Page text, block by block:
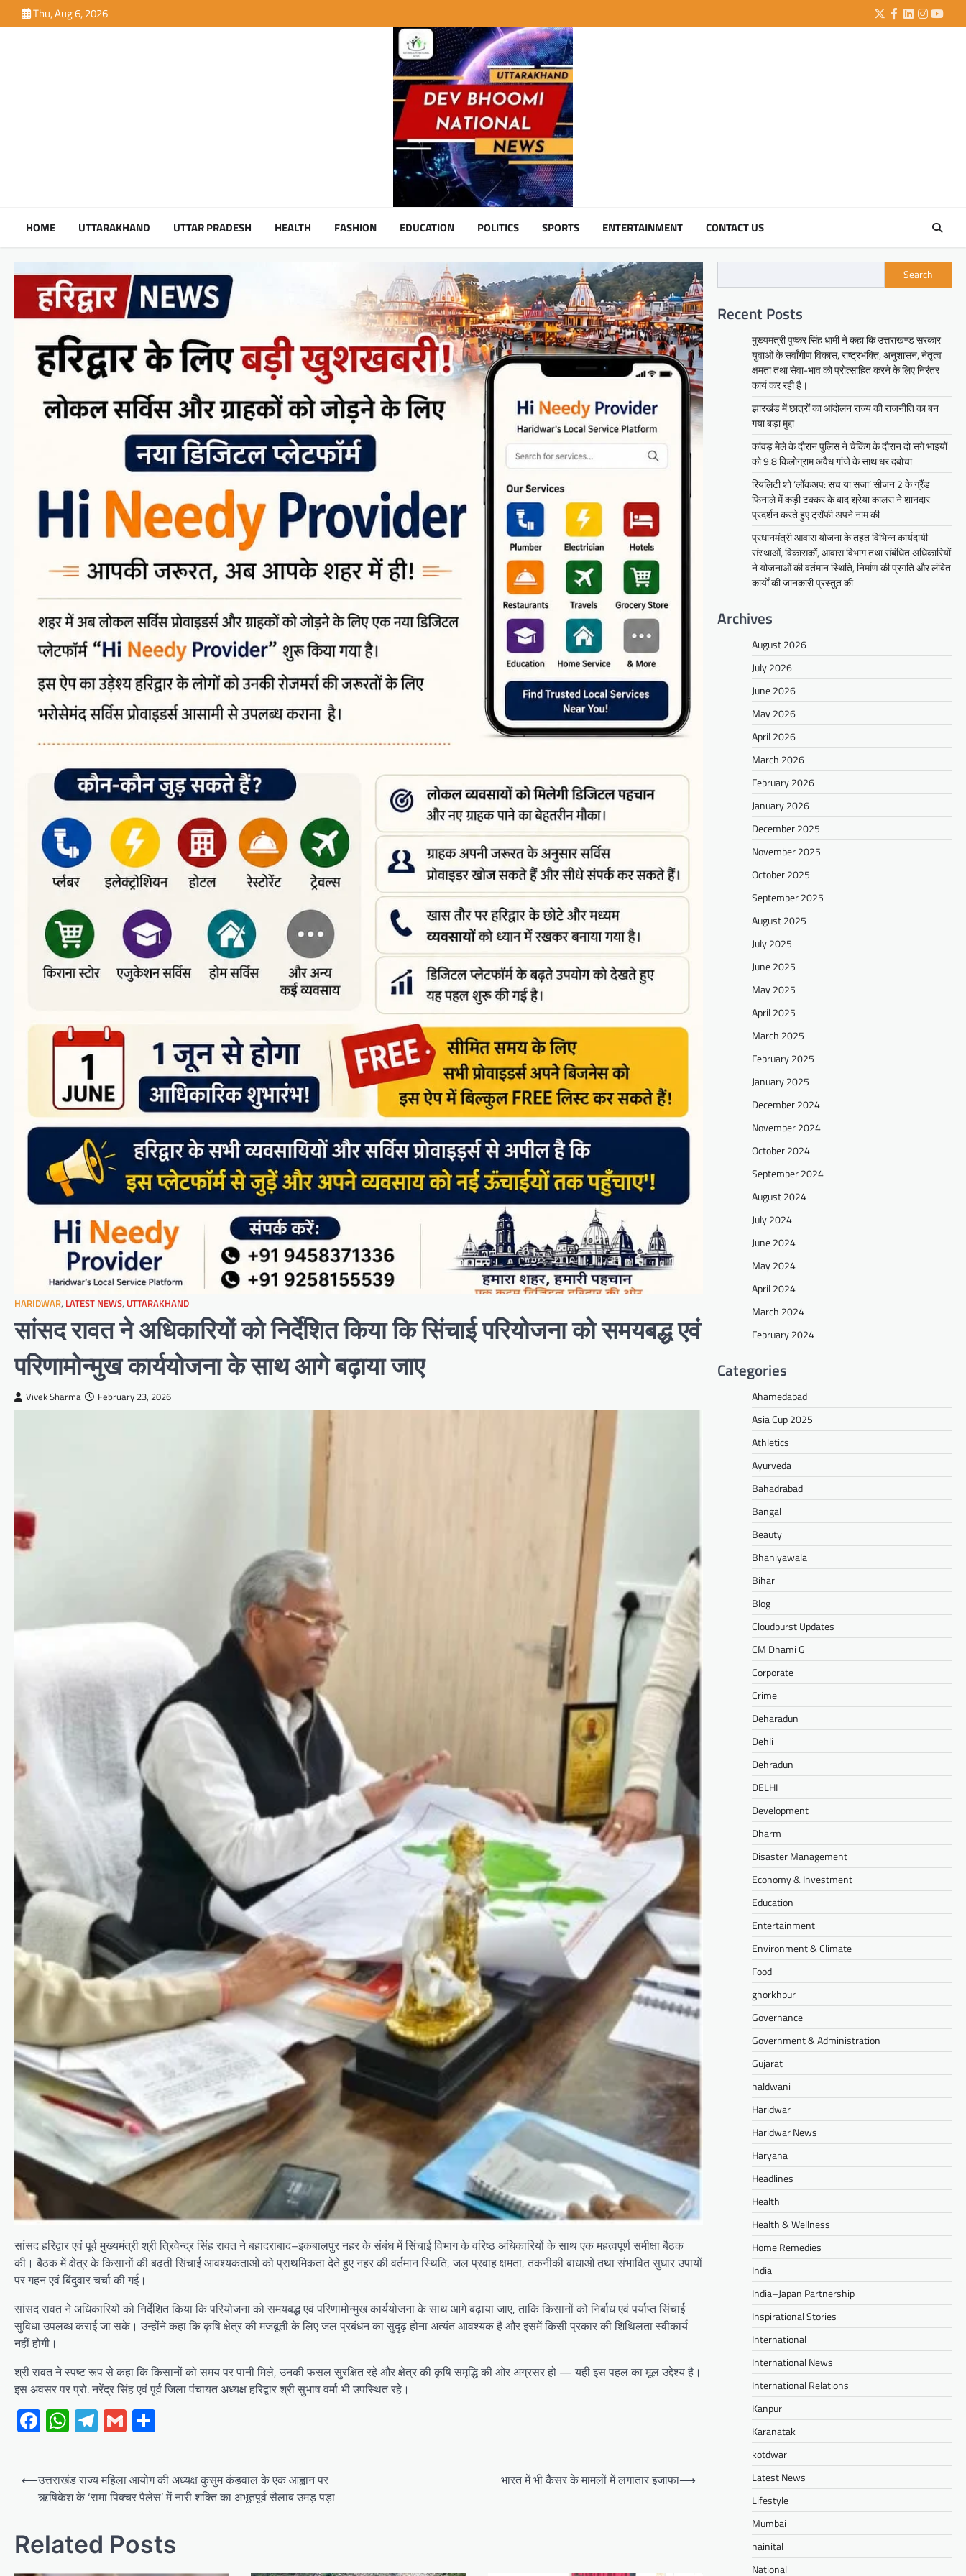
to
Thu, Aug 6, 2026 Twitter
Facebook
LinkedIn
HOME UTTARAKHAND UTTAR PRADESH HEALTH FASHION EDUCATION POLITICS SPORTS ENTERTAINMENT CONTACT US
HARIDWAR, LATEST NEWS, UTTARAKHAND
सांसद रावत ने अधिकारियों को निर्देशित किया कि सिंचाई परियोजना को समयबद्ध एवं
परिणामोन्मुख कार्ययोजना के साथ आगे बढ़ाया जाए
Vivek Sharma February 23, 2026
सांसद हरिद्वार एवं पूर्व मुख्यमंत्री श्री त्रिवेन्द्र सिंह रावत ने बहादराबाद–इकबालपुर नहर के संबंध में सिंचाई विभाग के वरिष्ठ अधिकारियों के साथ एक महत्वपूर्ण समीक्षा बैठक
की। बैठक में क्षेत्र के किसानों की बढ़ती सिंचाई आवश्यकताओं को प्राथमिकता देते हुए नहर की वर्तमान स्थिति, जल प्रवाह क्षमता, तकनीकी बाधाओं तथा संभावित सुधार उपायों
पर गहन एवं बिंदुवार चर्चा की गई।
सांसद रावत ने अधिकारियों को निर्देशित किया कि परियोजना को समयबद्ध एवं परिणामोन्मुख कार्ययोजना के साथ आगे बढ़ाया जाए, ताकि किसानों को निर्बाध एवं पर्याप्त सिंचाई
सुविधा उपलब्ध कराई जा सके। उन्होंने कहा कि कृषि क्षेत्र की मजबूती के लिए जल प्रबंधन का सुदृढ़ होना अत्यंत आवश्यक है और इसमें किसी प्रकार की शिथिलता स्वीकार्य
नहीं होगी।
श्री रावत ने स्पष्ट रूप से कहा कि किसानों को समय पर पानी मिले, उनकी फसल सुरक्षित रहे और क्षेत्र की कृषि समृद्धि की ओर अग्रसर हो — यही इस पहल का मूल उद्देश्य है।
इस अवसर पर प्रो. नरेंद्र सिंह एवं पूर्व जिला पंचायत अध्यक्ष हरिद्वार श्री सुभाष वर्मा भी उपस्थित रहे।
Facebook
WhatsApp
Telegram
Gmail
Post
navigation
⟵उत्तराखंड राज्य महिला आयोग की अध्यक्ष कुसुम कंडवाल के एक आह्वान पर
ऋषिकेश के ‘रामा पिक्चर पैलेस’ में नारी शक्ति का अभूतपूर्व सैलाब उमड़ पड़ा
भारत में भी कैंसर के मामलों में लगातार इजाफा⟶
Related Posts
Search
Recent Posts
मुख्यमंत्री पुष्कर सिंह धामी ने कहा कि उत्तराखण्ड सरकार
युवाओं के सर्वांगीण विकास, राष्ट्रभक्ति, अनुशासन, नेतृत्व
क्षमता तथा सेवा-भाव को प्रोत्साहित करने के लिए निरंतर
कार्य कर रही है।
झारखंड में छात्रों का आंदोलन राज्य की राजनीति का बन
गया बड़ा मुद्दा
कांवड़ मेले के दौरान पुलिस ने चेकिंग के दौरान दो सगे भाइयों
को 9.8 किलोग्राम अवैध गांजे के साथ धर दबोचा
रियलिटी शो ‘लॉकअप: सच या सजा’ सीजन 2 के ग्रैंड
फिनाले में कड़ी टक्कर के बाद श्रेया कालरा ने शानदार
प्रदर्शन करते हुए ट्रॉफी अपने नाम की
प्रधानमंत्री आवास योजना के तहत विभिन्न कार्यदायी
संस्थाओं, विकासकों, आवास विभाग तथा संबंधित अधिकारियों
ने योजनाओं की वर्तमान स्थिति, निर्माण की प्रगति और लंबित
कार्यों की जानकारी प्रस्तुत की
Archives
August 2026
July 2026
June 2026
May 2026
April 2026
March 2026
February 2026
January 2026
December 2025
November 2025
October 2025
September 2025
August 2025
July 2025
June 2025
May 2025
April 2025
March 2025
February 2025
January 2025
December 2024
November 2024
October 2024
September 2024
August 2024
July 2024
June 2024
May 2024
April 2024
March 2024
February 2024
Categories
Ahamedabad
Asia Cup 2025
Athletics
Ayurveda
Bahadrabad
Bangal
Beauty
Bhaniyawala
Bihar
Blog
Cloudburst Updates
CM Dhami G
Corporate
Crime
Deharadun
Dehli
Dehradun
DELHI
Development
Dharm
Disaster Management
Economy & Investment
Education
Entertainment
Environment & Climate
Food
ghorkhpur
Governance
Government & Administration
Gujarat
haldwani
Haridwar
Haridwar News
Haryana
Headlines
Health
Health & Wellness
Home Remedies
India
India–Japan Partnership
Inspirational Stories
International
International News
International Relations
Kanpur
Karanatak
kotdwar
Latest News
Lifestyle
Mumbai
nainital
National